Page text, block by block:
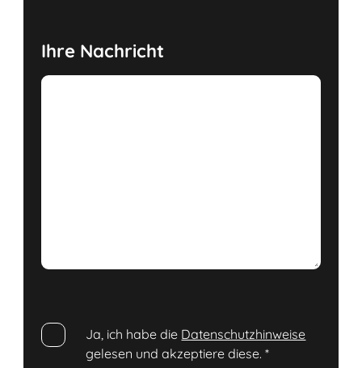
Ihre Nachricht
Ja, ich habe die Datenschutzhinweise
gelesen und akzeptiere diese.*